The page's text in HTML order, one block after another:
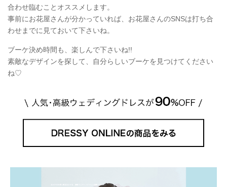
合わせ臨むことオススメします。
事前にお花屋さんが分かっていれば、お花屋さんのSNSは打ち合
わせまでに見ておいて下さいね。
ブーケ決め時間も、楽しんで下さいね!!
素敵なデザインを探して、自分らしいブーケを見つけてください
ね♡